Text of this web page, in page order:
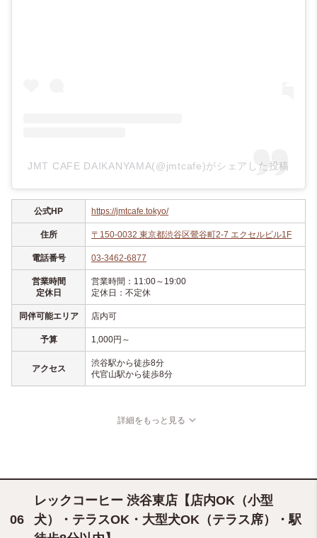
JMT CAFE DAIKANYAMA(@jmtcafe)がシェアした投稿
公式HP https://jmtcafe.tokyo/
住所 〒150-0032 東京都渋谷区鶯谷町2-7 エクセルビル1F
電話番号 03-3462-6877
営業時間
定休日
営業時間：11:00～19:00
定休日：不定休
同伴可能エリア 店内可
予算 1,000円～
アクセス
渋谷駅から徒歩8分
代官山駅から徒歩8分
詳細をもっと見る
レックコーヒー 渋谷東店【店内OK（小型
犬）・テラスOK・大型犬OK（テラス席）・駅